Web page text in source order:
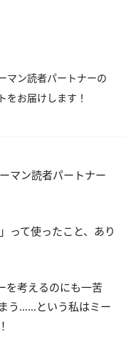
マン読者パートナーの
をお届けします！
マン読者パートナー
って使ったこと、あり
を考えるのにも一苦
う……という私はミー